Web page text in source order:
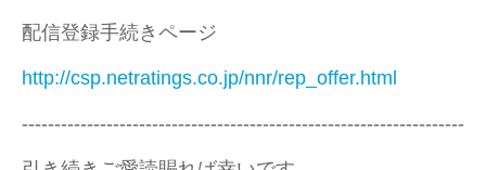
配信登録手続きページ
http://csp.netratings.co.jp/nnr/rep_offer.html
--------------------------------------------------------------------